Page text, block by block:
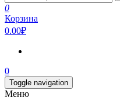
0
Корзина
0.00₽
0
Toggle navigation
Меню